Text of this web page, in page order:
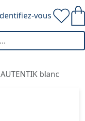
vous
blanc